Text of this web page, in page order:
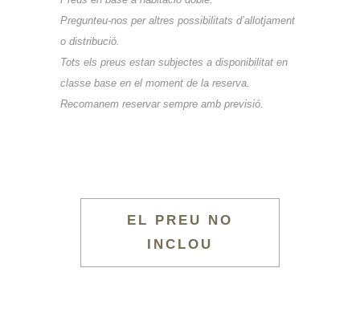
Pregunteu-nos per altres possibilitats d’allotjament
o distribució.
Tots els preus estan subjectes a disponibilitat en
classe base en el moment de la reserva.
Recomanem reservar sempre amb previsió.
EL PREU NO
INCLOU